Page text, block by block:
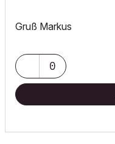
Gruß Markus
0